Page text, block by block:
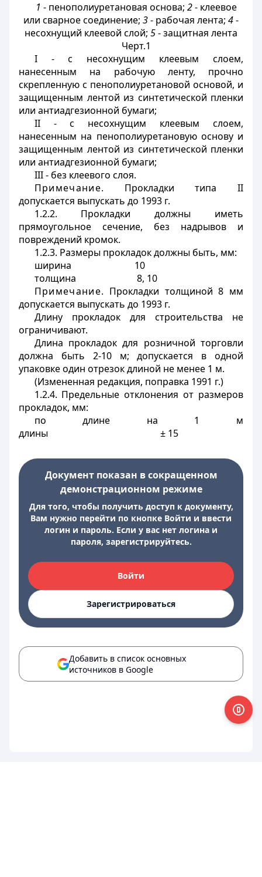
1 - пенополиуретановая основа;2- клеевое
или сварное соединение; 3- рабочая лента; 4-
несохнущий клеевой слой; 5- защитная лента
Черт.1
I - с несохнущим клеевым слоем,
нанесенным на рабочую ленту, прочно
скрепленную с пенополиуретановой основой, и
защищенным лентой из синтетической пленки
или антиадгезионной бумаги;
II - с несохнущим клеевым слоем,
нанесенным на пенополиуретановую основу и
защищенным лентой из синтетической пленки
или антиадгезионной бумаги;
III - без клеевого слоя.
Примечание. Прокладки типа II
допускается выпускать до 1993 г.
1.2.2. Прокладки должны иметь
прямоугольное сечение, без надрывов и
повреждений кромок.
1.2.3. Размеры прокладок должны быть, мм:
ширина 10
толщина 8, 10
Примечание. Прокладки толщиной 8 мм
допускается выпускать до 1993 г.
Длину прокладок для строительства не
ограничивают.
Длина прокладок для розничной торговли
должна быть 2-10 м; допускается в одной
упаковке один отрезок длиной не менее 1 м.
(Измененная редакция, поправка 1991 г.)
1.2.4. Предельные отклонения от размеров
прокладок, мм:
по длине на 1 м
длины ± 15
Документ показан в сокращенном
демонстрационном режиме
Для того, чтобы получить доступ к документу,
Вам нужно перейти по кнопке Войти и ввести
логин и пароль. Если у вас нет логина и
пароля, зарегистрируйтесь.
Войти
Зарегистрироваться
Добавить в список основных
источников в Google